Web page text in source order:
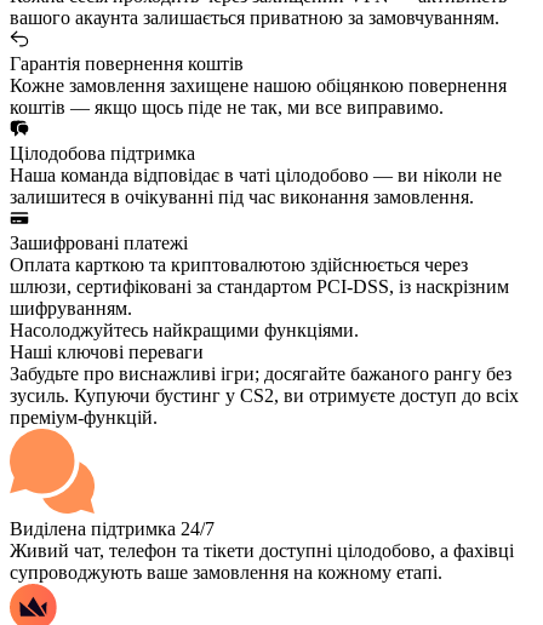
вашого акаунта залишається приватною за замовчуванням.
Гарантія повернення коштів
Кожне замовлення захищене нашою обіцянкою повернення
коштів — якщо щось піде не так, ми все виправимо.
Цілодобова підтримка
Наша команда відповідає в чаті цілодобово — ви ніколи не
залишитеся в очікуванні під час виконання замовлення.
Зашифровані платежі
Оплата карткою та криптовалютою здійснюється через
шлюзи, сертифіковані за стандартом PCI-DSS, із наскрізним
шифруванням.
Насолоджуйтесь найкращими функціями.
Наші ключові переваги
Забудьте про виснажливі ігри; досягайте бажаного рангу без
зусиль. Купуючи бустинг у CS2, ви отримуєте доступ до всіх
преміум-функцій.
Виділена підтримка 24/7
Живий чат, телефон та тікети доступні цілодобово, а фахівці
супроводжують ваше замовлення на кожному етапі.